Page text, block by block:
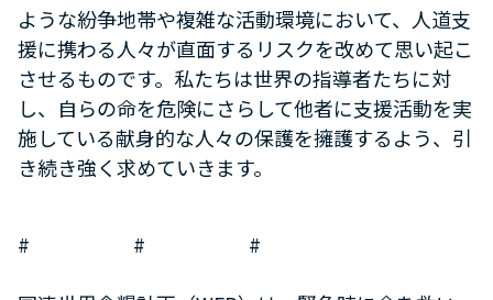
ような紛争地帯や複雑な活動環境において、人道支
援に携わる人々が直面するリスクを改めて思い起こ
させるものです。私たちは世界の指導者たちに対
し、自らの命を危険にさらして他者に支援活動を実
施している献身的な人々の保護を擁護するよう、引
き続き強く求めていきます。
# # #